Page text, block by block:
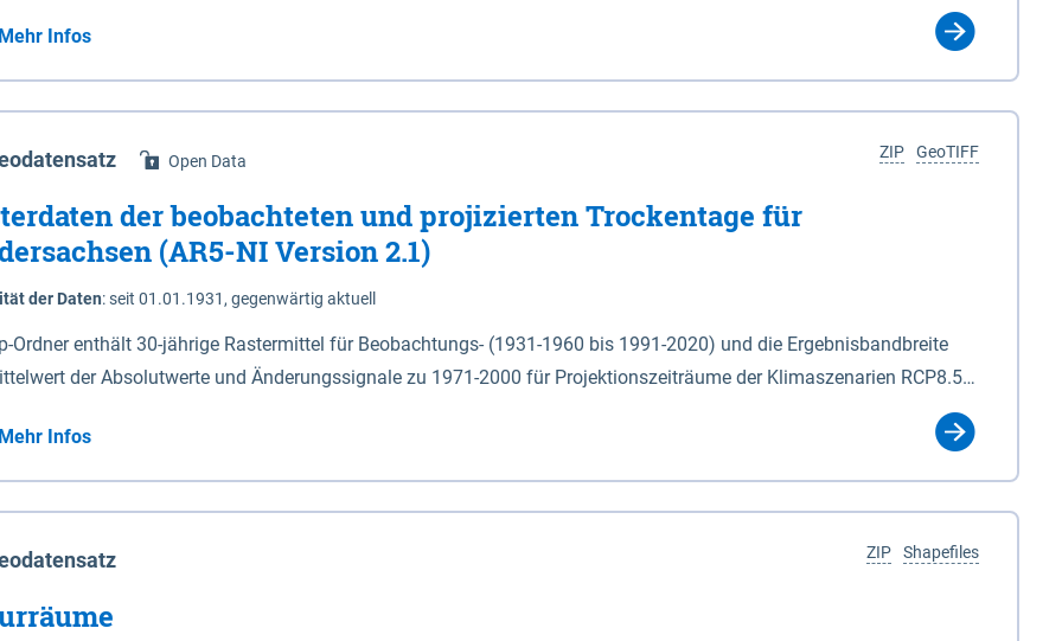
Mehr Infos
GeoTIFF
ZIP
Open Data
der beobachteten und projizierten Trockentage für
(AR5-NI Version 2.1)
der Daten:seit 01.01.1931, gegenwärtig aktuell
Ordner enthält 30-jährige Rastermittel für Beobachtungs- (1931-1960 bis 1991-2020) und die Ergebnisbandbreite
der Absolutwerte und Änderungssignale zu 1971-2000 für Projektionszeiträume der Klimaszenarien RCP8.5
(Jun. - Aug.) - au: Herbst (Sep. - Nov.) - wi: Winter (Dez. - Feb.) - hyr:
Jahr (Nov. - Okt.) - hsu: Hydrologisches Sommerhalbjahr (Mai - Okt.) - hwi: Hydrologisches Winterhalbjahr
- vd: Vegetationsruhe (Okt. - Mär.) Neben den Rasterdaten ist eine
zu den Dateinamen und für eine Darstellung im GIS eine Klassifizierung der Rasterdaten mit Klassenname und
code gegeben.
Mehr Infos
Shapefiles
ZIP